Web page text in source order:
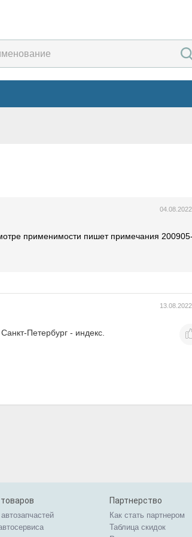
применимости пишет примечания
Петербург - индекс.
Партнерство
Как стать партнером
Таблица скидок